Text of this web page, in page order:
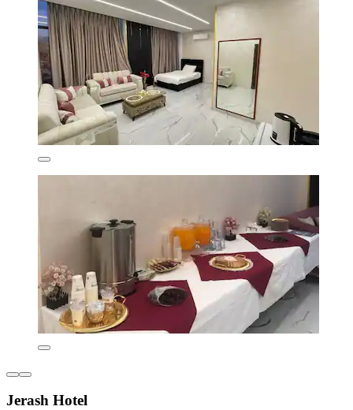
Jerash Hotel